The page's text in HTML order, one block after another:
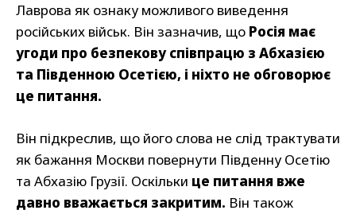
Лаврова як ознаку можливого виведення
російських військ. Він зазначив, що Росія має
угоди про безпекову співпрацю з Абхазією
та Південною Осетією, і ніхто не обговорює
це питання.
Він підкреслив, що його слова не слід трактувати
як бажання Москви повернути Південну Осетію
та Абхазію Грузії. Оскільки це питання вже
давно вважається закритим. Він також